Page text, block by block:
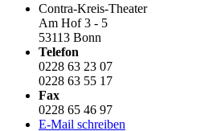
Contra-Kreis-Theater
Am Hof 3 - 5
53113 Bonn
Telefon
0228 63 23 07
0228 63 55 17
Fax
0228 65 46 97
E-Mail schreiben